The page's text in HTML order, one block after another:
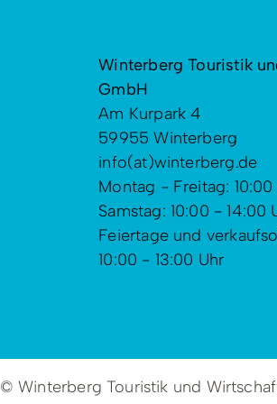
Winterberg Touristik
GmbH
Am Kurpark 4
59955 Winterberg
info(at)winterberg.de
Montag - Freitag: 10:00
Samstag: 10:00 - 14:00
Feiertage und
10:00 - 13:00 Uhr
© Winterberg Touristik und